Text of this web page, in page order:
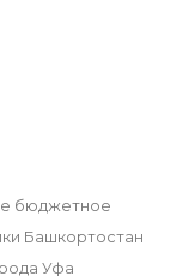
бюджетное
Башкортостан
Уфа